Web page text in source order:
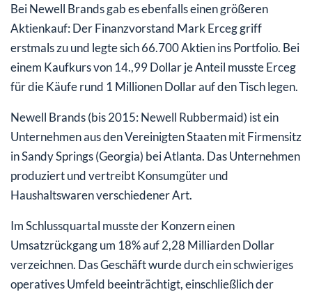
Bei Newell Brands gab es ebenfalls einen größeren
Aktienkauf: Der Finanzvorstand Mark Erceg griff
erstmals zu und legte sich 66.700 Aktien ins Portfolio. Bei
einem Kaufkurs von 14.,99 Dollar je Anteil musste Erceg
für die Käufe rund 1 Millionen Dollar auf den Tisch legen.
Newell Brands (bis 2015: Newell Rubbermaid) ist ein
Unternehmen aus den Vereinigten Staaten mit Firmensitz
in Sandy Springs (Georgia) bei Atlanta. Das Unternehmen
produziert und vertreibt Konsumgüter und
Haushaltswaren verschiedener Art.
Im Schlussquartal musste der Konzern einen
Umsatzrückgang um 18% auf 2,28 Milliarden Dollar
verzeichnen. Das Geschäft wurde durch ein schwieriges
operatives Umfeld beeinträchtigt, einschließlich der